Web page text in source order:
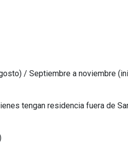
/ Septiembre a noviembre
tengan residencia fuera de